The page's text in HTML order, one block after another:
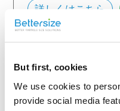
But first, cookies
We use cookies to
provide social media
詳しくはこちら